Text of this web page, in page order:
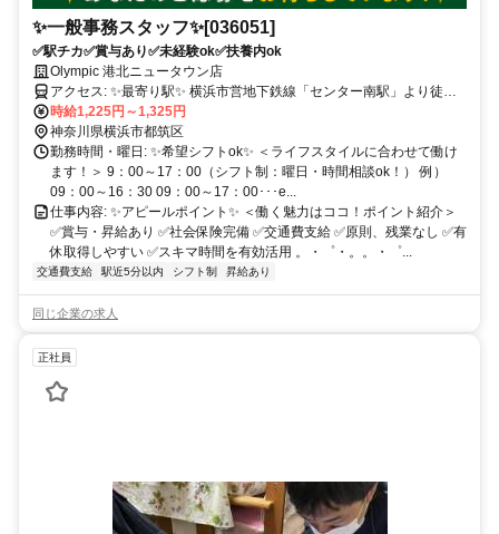
✨一般事務スタッフ✨[036051]
✅駅チカ✅賞与あり✅未経験ok✅扶養内ok
Olympic 港北ニュータウン店
アクセス: ✨最寄り駅✨ 横浜市営地下鉄線「センター南駅」より徒歩5
分 。・゜・。。・゜・。。・゜・。。・゜・。・
時給1,225円～1,325円
神奈川県横浜市都筑区
勤務時間・曜日: ✨希望シフトok✨ ＜ライフスタイルに合わせて働け
ます！＞ 9：00～17：00（シフト制：曜日・時間相談ok！） 例）
09：00～16：30 09：00～17：00･･･e...
仕事内容: ✨アピールポイント✨ ＜働く魅力はココ！ポイント紹介＞
✅賞与・昇給あり ✅社会保険完備 ✅交通費支給 ✅原則、残業なし ✅有
休取得しやすい ✅スキマ時間を有効活用 。・゜・。。・゜...
交通費支給 駅近5分以内 シフト制 昇給あり
同じ企業の求人
正社員